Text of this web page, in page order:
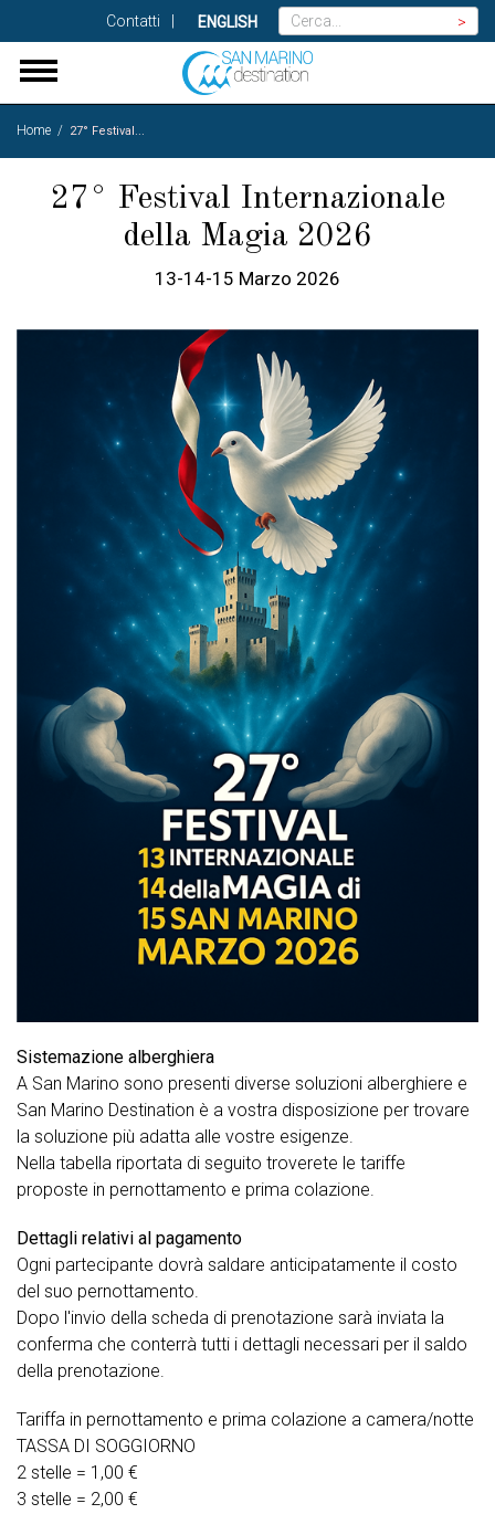
>
Contatti ENGLISH
Home 27° Festival...
27° Festival Internazionale
della Magia 2026
13-14-15 Marzo 2026
Sistemazione alberghiera
A San Marino sono presenti diverse soluzioni alberghiere e
San Marino Destination è a vostra disposizione per trovare
la soluzione più adatta alle vostre esigenze.
Nella tabella riportata di seguito troverete le tariffe
proposte in pernottamento e prima colazione.
Dettagli relativi al pagamento
Ogni partecipante dovrà saldare anticipatamente il costo
del suo pernottamento.
Dopo l'invio della scheda di prenotazione sarà inviata la
conferma che conterrà tutti i dettagli necessari per il saldo
della prenotazione.
Tariffa in pernottamento e prima colazione a camera/notte
TASSA DI SOGGIORNO
2 stelle = 1,00 €
3 stelle = 2,00 €